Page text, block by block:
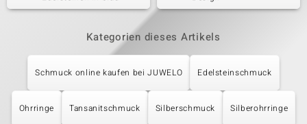
Kategorien dieses Artikels
Schmuck online kaufen bei JUWELO Edelsteinschmuck
Ohrringe Tansanitschmuck Silberschmuck Silberohrringe